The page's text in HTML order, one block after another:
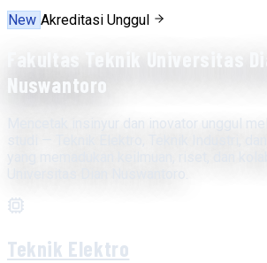
New Akreditasi Unggul
Fakultas Teknik Universitas
Nuswantoro
Mencetak insinyur dan inovator unggul
studi — Teknik Elektro, Teknik Industri,
Teknik Elektro